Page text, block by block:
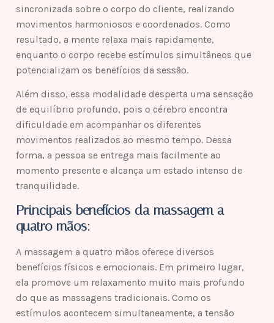
sincronizada sobre o corpo do cliente, realizando
movimentos harmoniosos e coordenados. Como
resultado, a mente relaxa mais rapidamente,
enquanto o corpo recebe estímulos simultâneos que
potencializam os benefícios da sessão.
Além disso, essa modalidade desperta uma sensação
de equilíbrio profundo, pois o cérebro encontra
dificuldade em acompanhar os diferentes
movimentos realizados ao mesmo tempo. Dessa
forma, a pessoa se entrega mais facilmente ao
momento presente e alcança um estado intenso de
tranquilidade.
Principais benefícios da massagem a
quatro mãos:
A massagem a quatro mãos oferece diversos
benefícios físicos e emocionais. Em primeiro lugar,
ela promove um relaxamento muito mais profundo
do que as massagens tradicionais. Como os
estímulos acontecem simultaneamente, a tensão